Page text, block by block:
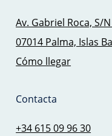
Av. Gabriel Roca, S/
07014 Palma, Islas
Cómo llegar
Contacta
+34 615 09 96 30